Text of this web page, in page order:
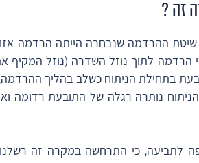
זה ?
שיטת ההרדמה שנבחרה הייתה הרדמה
לתוך נוזל השדרה (נוזל המקיף
בתחילת הניתוח כשלב בהליך
נותרה רגלה של התובעת רדומה
לתביעה, כי התרחשה במקרה זה